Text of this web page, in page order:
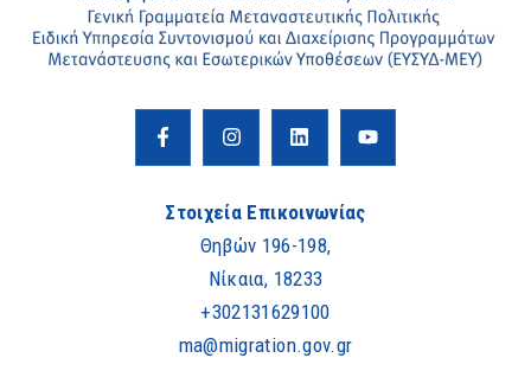
Στοιχεία Επικοινωνίας
Θηβών 196-198,
Νίκαια, 18233
+302131629100
ma@migration.gov.gr